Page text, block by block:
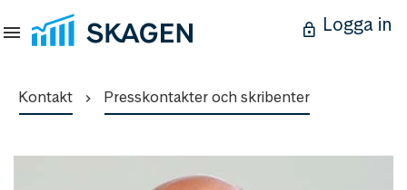
Logga in
Kontakt Presskontakter och skribenter